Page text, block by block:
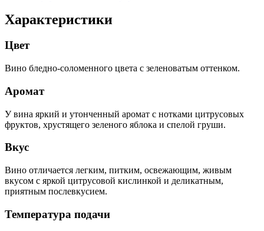
Характеристики
Цвет
Вино бледно-соломенного цвета с зеленоватым оттенком.
Аромат
У вина яркий и утонченный аромат с нотками цитрусовых
фруктов, хрустящего зеленого яблока и спелой груши.
Вкус
Вино отличается легким, питким, освежающим, живым
вкусом с яркой цитрусовой кислинкой и деликатным,
приятным послевкусием.
Температура подачи